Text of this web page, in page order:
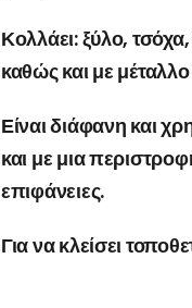
Κολλάει: ξύλο,
καθώς και με
Είναι διάφανη και
και με μια
επιφάνειες.
Για να κλείσει